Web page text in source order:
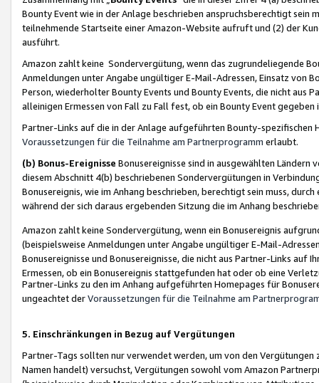
Bounty Event wie in der Anlage beschrieben anspruchsberechtigt sein
teilnehmende Startseite einer Amazon-Website aufruft und (2) der
ausführt.
Amazon zahlt keine Sondervergütung, wenn das zugrundeliegende
Anmeldungen unter Angabe ungültiger E-Mail-Adressen, Einsatz von
Person, wiederholter Bounty Events und Bounty Events, die nicht
alleinigen Ermessen von Fall zu Fall fest, ob ein Bounty Event
Partner-Links auf die in der Anlage aufgeführten Bounty-spezifischen
Voraussetzungen für die Teilnahme am Partnerprogramm erlaubt.
(b) Bonus-Ereignisse Bonusereignisse sind in ausgewählten Ländern
diesem Abschnitt 4(b) beschriebenen Sondervergütungen in
Bonusereignis, wie im Anhang beschrieben, berechtigt sein muss,
während der sich daraus ergebenden Sitzung die im Anhang
Amazon zahlt keine Sondervergütung, wenn ein Bonusereignis
(beispielsweise Anmeldungen unter Angabe ungültiger E-Mail-
Bonusereignisse und Bonusereignisse, die nicht aus Partner-Links auf
Ermessen, ob ein Bonusereignis stattgefunden hat oder ob eine
Partner-Links zu den im Anhang aufgeführten Homepages für
ungeachtet derVoraussetzungen für die Teilnahme am
5. Einschränkungen in Bezug auf Vergütungen
Partner-Tags sollten nur verwendet werden, um von den
Namen handelt) versuchst, Vergütungen sowohl vom Amazon